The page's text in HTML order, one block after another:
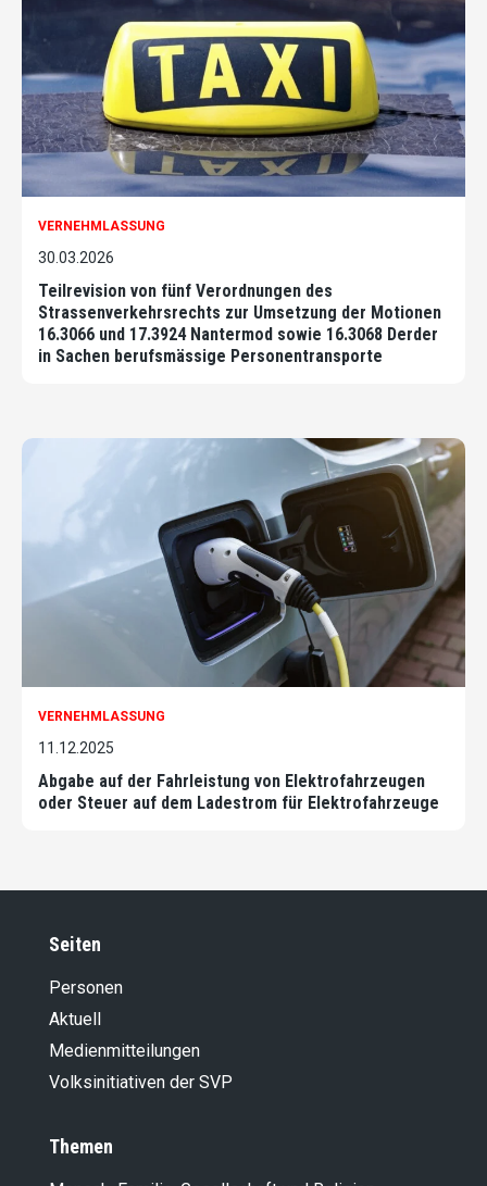
VERNEHMLASSUNG
30.03.2026
Teilrevision von fünf Verordnungen des
Strassenverkehrsrechts zur Umsetzung der Motionen
16.3066 und 17.3924 Nantermod sowie 16.3068 Derder
in Sachen berufsmässige Personentransporte
VERNEHMLASSUNG
11.12.2025
Abgabe auf der Fahrleistung von Elektrofahrzeugen
oder Steuer auf dem Ladestrom für Elektrofahrzeuge
Seiten
Personen
Aktuell
Medienmitteilungen
Volksinitiativen der SVP
Themen